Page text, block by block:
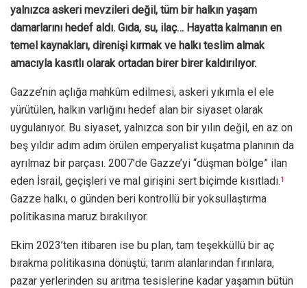
yalnızca askeri mevzileri değil, tüm bir halkın yaşam
damarlarını hedef aldı. Gıda, su, ilaç… Hayatta kalmanın en
temel kaynakları, direnişi kırmak ve halkı teslim almak
amacıyla kasıtlı olarak ortadan birer birer kaldırılıyor.
Gazze’nin açlığa mahkûm edilmesi, askeri yıkımla el ele
yürütülen, halkın varlığını hedef alan bir siyaset olarak
uygulanıyor. Bu siyaset, yalnızca son bir yılın değil, en az on
beş yıldır adım adım örülen emperyalist kuşatma planının da
ayrılmaz bir parçası. 2007’de Gazze’yi “düşman bölge” ilan
eden İsrail, geçişleri ve mal girişini sert biçimde kısıtladı.1
Gazze halkı, o günden beri kontrollü bir yoksullaştırma
politikasına maruz bırakılıyor.
Ekim 2023’ten itibaren ise bu plan, tam teşekküllü bir aç
bırakma politikasına dönüştü; tarım alanlarından fırınlara,
pazar yerlerinden su arıtma tesislerine kadar yaşamın bütün